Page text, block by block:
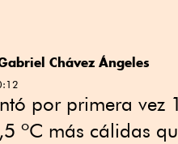
Chávez Ángeles
por primera vez
ºC más cálidas